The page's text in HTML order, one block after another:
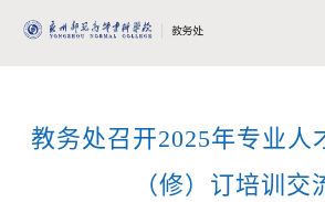
教务处召开2025年专业人
（修）订培训交